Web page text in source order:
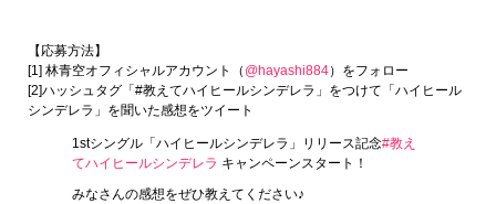
【応募方法】
[1] 林青空オフィシャルアカウント（ @hayashi884）をフォロー
[2]ハッシュタグ「#教えてハイヒールシンデレラ」をつけて「ハイヒール
シンデレラ」を聞いた感想をツイート
1stシングル「ハイヒールシンデレラ」リリース記念#教え
てハイヒールシンデレラ キャンペーンスタート！
みなさんの感想をぜひ教えてください♪